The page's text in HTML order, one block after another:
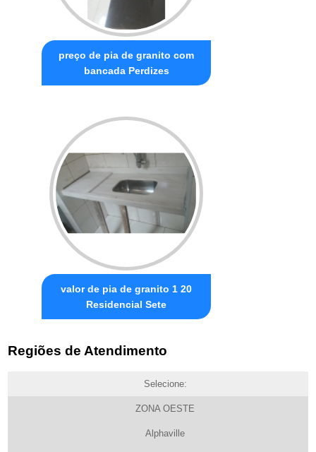
preço de pia de granito com
bancada Perdizes
valor de pia de granito 1 20
Residencial Sete
Regiões de Atendimento
Selecione:
ZONA OESTE
Alphaville